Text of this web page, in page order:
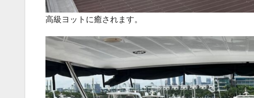
高級ヨットに癒されます。